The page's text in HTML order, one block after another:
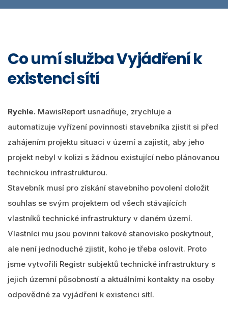
Co umí služba Vyjádření k
existenci sítí
Rychle. MawisReport usnadňuje, zrychluje a
automatizuje vyřízení povinnosti stavebníka zjistit si před
zahájením projektu situaci v území a zajistit, aby jeho
projekt nebyl v kolizi s žádnou existující nebo plánovanou
technickou infrastrukturou.
Stavebník musí pro získání stavebního povolení doložit
souhlas se svým projektem od všech stávajících
vlastníků technické infrastruktury v daném území.
Vlastníci mu jsou povinni takové stanovisko poskytnout,
ale není jednoduché zjistit, koho je třeba oslovit. Proto
jsme vytvořili Registr subjektů technické infrastruktury s
jejich územní působností a aktuálními kontakty na osoby
odpovědné za vyjádření k existenci sítí.